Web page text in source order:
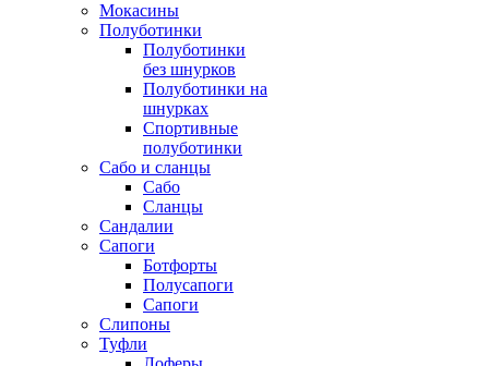
Мокасины
Полуботинки
Полуботинки
без шнурков
Полуботинки на
шнурках
Спортивные
полуботинки
Сабо и сланцы
Сабо
Сланцы
Сандалии
Сапоги
Ботфорты
Полусапоги
Сапоги
Слипоны
Туфли